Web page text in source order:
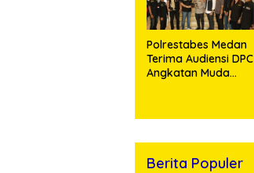
Polrestabes Medan
Terima Audiensi DPC
Angkatan Muda
Berita Populer